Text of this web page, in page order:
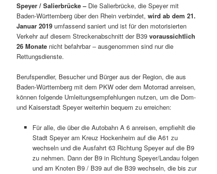
Speyer / Salierbrücke – Die Salierbrücke, die Speyer mit
Baden-Württemberg über den Rhein verbindet,wird ab dem 21.
Januar 2019 umfassend saniert und ist für den motorisierten
Verkehr auf diesem Streckenabschnitt der B39voraussichtlich
26 Monate nicht befahrbar – ausgenommen sind nur die
Rettungsdienste.
Berufspendler, Besucher und Bürger aus der Region, die aus
Baden-Württemberg mit dem PKW oder dem Motorrad anreisen,
können folgende Umleitungsempfehlungen nutzen, um die Dom-
und Kaiserstadt Speyer weiterhin bequem zu erreichen:
Für alle, die über die Autobahn A 6 anreisen, empfiehlt die
Stadt Speyer am Kreuz Hockenheim auf die A61 zu
wechseln und die Ausfahrt 63 Richtung Speyer auf die B9
zu nehmen. Dann der B9 in Richtung Speyer/Landau folgen
und am Knoten B9 / B39 auf die B39 wechseln, die bis zur